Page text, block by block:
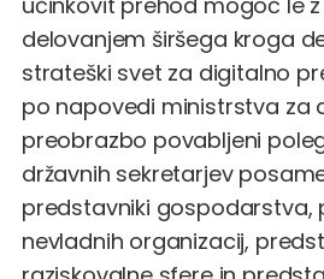
delovanjem širšega kroga
strateški svet za digitalno
po napovedi ministrstva za
preobrazbo povabljeni
državnih sekretarjev
predstavniki gospodarstva,
nevladnih organizacij,